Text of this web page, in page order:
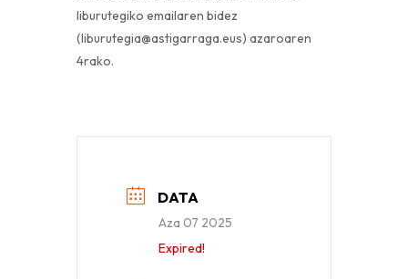
liburutegiko emailaren bidez
(liburutegia@astigarraga.eus) azaroaren
4rako.
DATA
Aza 07 2025
Expired!